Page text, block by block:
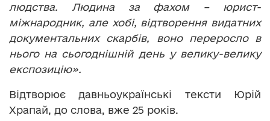
людства. Людина за фахом – юрист-
міжнародник, але хобі, відтворення видатних
документальних скарбів, воно переросло в
нього на сьогоднішній день у велику-велику
експозицію».
Відтворює давньоукраїнські тексти Юрій
Храпай, до слова, вже 25 років.